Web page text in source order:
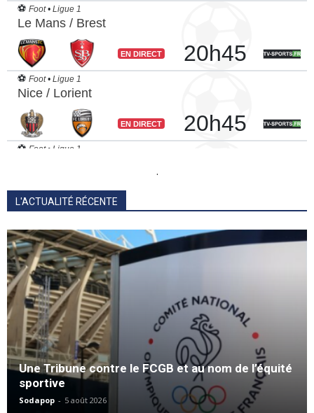
.
L'ACTUALITÉ RÉCENTE
Une Tribune contre le FCGB et au nom de l’équité
sportive
Sodapop - 5 août 2026